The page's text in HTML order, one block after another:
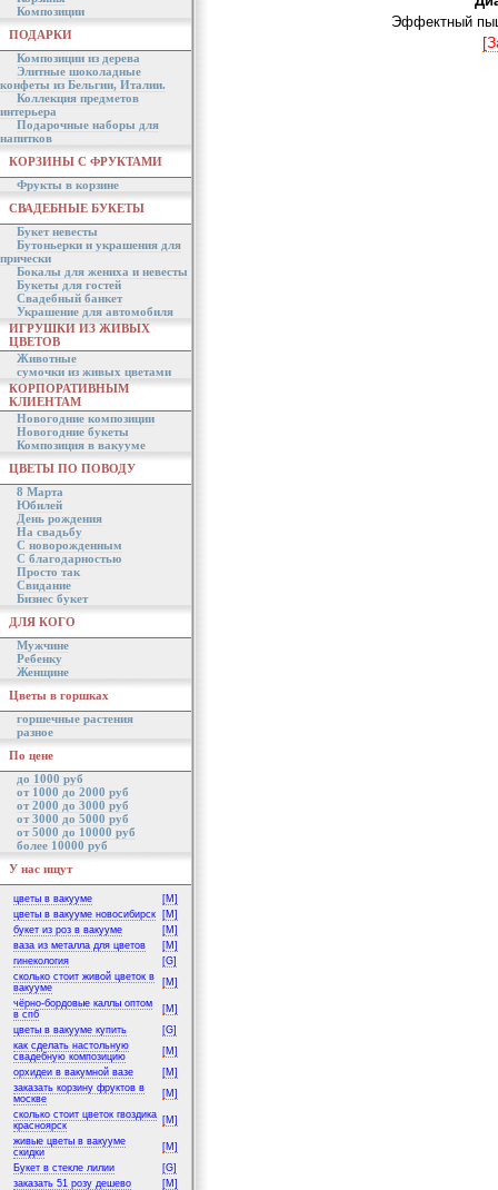
Композиции
ПОДАРКИ
Композиции из дерева
Элитные шоколадные
конфеты из Бельгии, Италии.
Коллекция предметов
интерьера
Подарочные наборы для
напитков
КОРЗИНЫ С ФРУКТАМИ
Фрукты в корзине
СВАДЕБНЫЕ БУКЕТЫ
Букет невесты
Бутоньерки и украшения для
прически
Бокалы для жениха и невесты
Букеты для гостей
Свадебный банкет
Украшение для автомобиля
ИГРУШКИ ИЗ ЖИВЫХ
ЦВЕТОВ
Животные
сумочки из живых цветами
КОРПОРАТИВНЫМ
КЛИЕНТАМ
Новогодние композиции
Новогодние букеты
Композиция в вакууме
ЦВЕТЫ ПО ПОВОДУ
8 Марта
Юбилей
День рождения
На свадьбу
С новорожденным
С благодарностью
Просто так
Свидание
Бизнес букет
ДЛЯ КОГО
Мужчине
Ребенку
Женщине
Цветы в горшках
горшечные растения
разное
По цене
до 1000 руб
от 1000 до 2000 руб
от 2000 до 3000 руб
от 3000 до 5000 руб
от 5000 до 10000 руб
более 10000 руб
У нас ищут
цветы в вакууме
[M]
цветы в вакууме новосибирск
[M]
букет из роз в вакууме
[M]
ваза из металла для цветов
[M]
гинекология
[G]
сколько стоит живой цветок в
вакууме
[M]
чёрно-бордовые каллы оптом
в спб
[M]
цветы в вакууме купить
[G]
как сделать настольную
свадебную композицию
[M]
орхидеи в вакумной вазе
[M]
заказать корзину фруктов в
москве
[M]
сколько стоит цветок гвоздика
красноярск
[M]
живые цветы в вакууме
скидки
[M]
Букет в стекле лилии
[G]
заказать 51 розу дешево
[M]
Эффектный